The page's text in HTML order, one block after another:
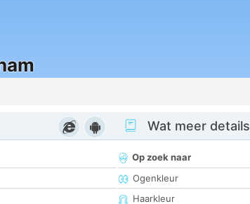
Wat meer details
Op zoek naar
Ogenkleur
Haarkleur